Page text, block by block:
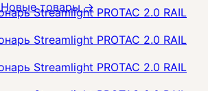
Новые товары→